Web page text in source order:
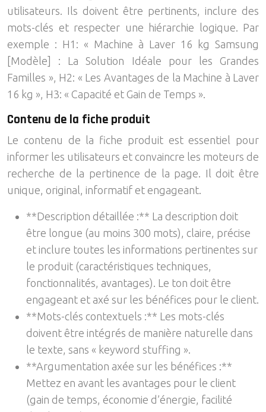
utilisateurs. Ils doivent être pertinents, inclure des
mots-clés et respecter une hiérarchie logique. Par
exemple : H1: « Machine à Laver 16 kg Samsung
[Modèle] : La Solution Idéale pour les Grandes
Familles », H2: « Les Avantages de la Machine à Laver
16 kg », H3: « Capacité et Gain de Temps ».
Contenu de la fiche produit
Le contenu de la fiche produit est essentiel pour
informer les utilisateurs et convaincre les moteurs de
recherche de la pertinence de la page. Il doit être
unique, original, informatif et engageant.
**Description détaillée :** La description doit
être longue (au moins 300 mots), claire, précise
et inclure toutes les informations pertinentes sur
le produit (caractéristiques techniques,
fonctionnalités, avantages). Le ton doit être
engageant et axé sur les bénéfices pour le client.
**Mots-clés contextuels :** Les mots-clés
doivent être intégrés de manière naturelle dans
le texte, sans « keyword stuffing ».
**Argumentation axée sur les bénéfices :**
Mettez en avant les avantages pour le client
(gain de temps, économie d’énergie, facilité